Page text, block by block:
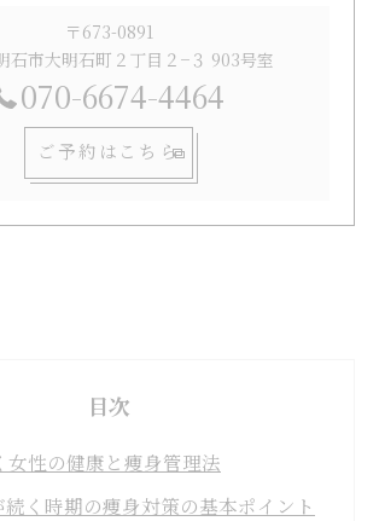
〒673-0891
石市大明石町２丁目２−３ 903号室
070-6674-4464
ご予約はこちら
目次
女性の健康と痩身管理法
続く時期の痩身対策の基本ポイント